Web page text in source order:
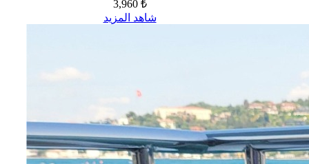
3,960 ₺
شاهد المزيد